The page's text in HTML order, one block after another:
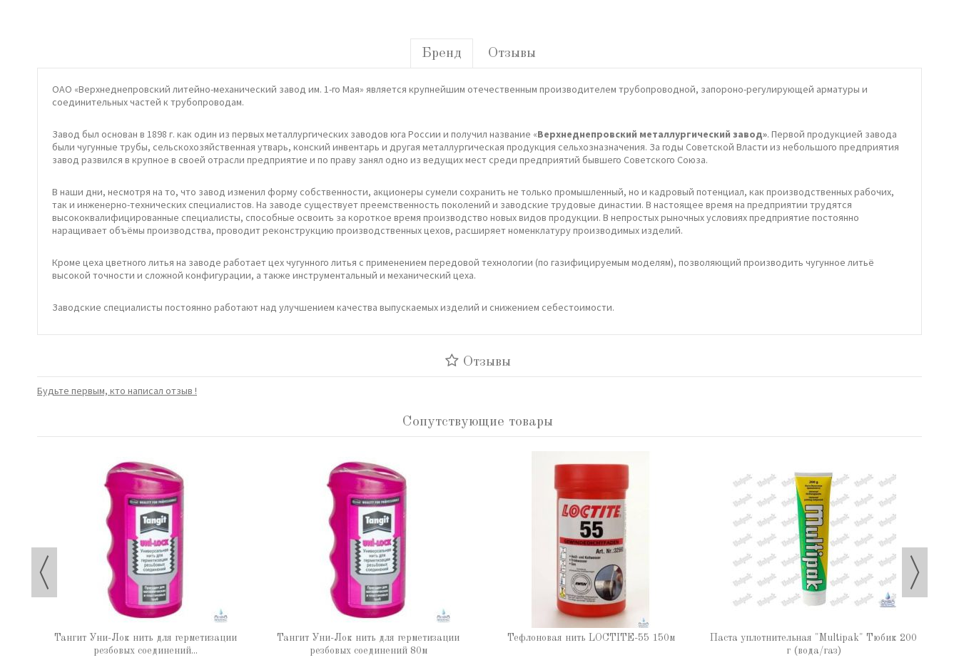
Бренд Отзывы
ОАО «Верхнеднепровский литейно-механический завод им. 1-го Мая» является крупнейшим отечественным производителем трубопроводной, запороно-регулирующей арматуры и
соединительных частей к трубопроводам.
Завод был основан в 1898 г. как один из первых металлургических заводов юга России и получил название «Верхнеднепровский металлургический завод». Первой продукцией завода
были чугунные трубы, сельскохозяйственная утварь, конский инвентарь и другая металлургическая продукция сельхозназначения. За годы Советской Власти из небольшого предприятия
завод развился в крупное в своей отрасли предприятие и по праву занял одно из ведущих мест среди предприятий бывшего Советского Союза.
В наши дни, несмотря на то, что завод изменил форму собственности, акционеры сумели сохранить не только промышленный, но и кадровый потенциал, как производственных рабочих,
так и инженерно-технических специалистов. На заводе существует преемственность поколений и заводские трудовые династии. В настоящее время на предприятии трудятся
высококвалифицированные специалисты, способные освоить за короткое время производство новых видов продукции. В непростых рыночных условиях предприятие постоянно
наращивает объёмы производства, проводит реконструкцию производственных цехов, расширяет номенклатуру производимых изделий.
Кроме цеха цветного литья на заводе работает цех чугунного литья с применением передовой технологии (по газифицируемым моделям), позволяющий производить чугунное литьё
высокой точности и сложной конфигурации, а также инструментальный и механический цеха.
Заводские специалисты постоянно работают над улучшением качества выпускаемых изделий и снижением себестоимости.
Отзывы
Будьте первым, кто написал отзыв !
Сопутствующие товары
Тангит Уни-Лок нить для герметизации
резбовых соединений...
Тангит Уни-Лок нить для герметизации
резбовых соединений 80м
Тефлоновая нить LOCTITE-55 150м
Паста уплотнительная "Multipak" Тюбик 200
г (вода/газ)